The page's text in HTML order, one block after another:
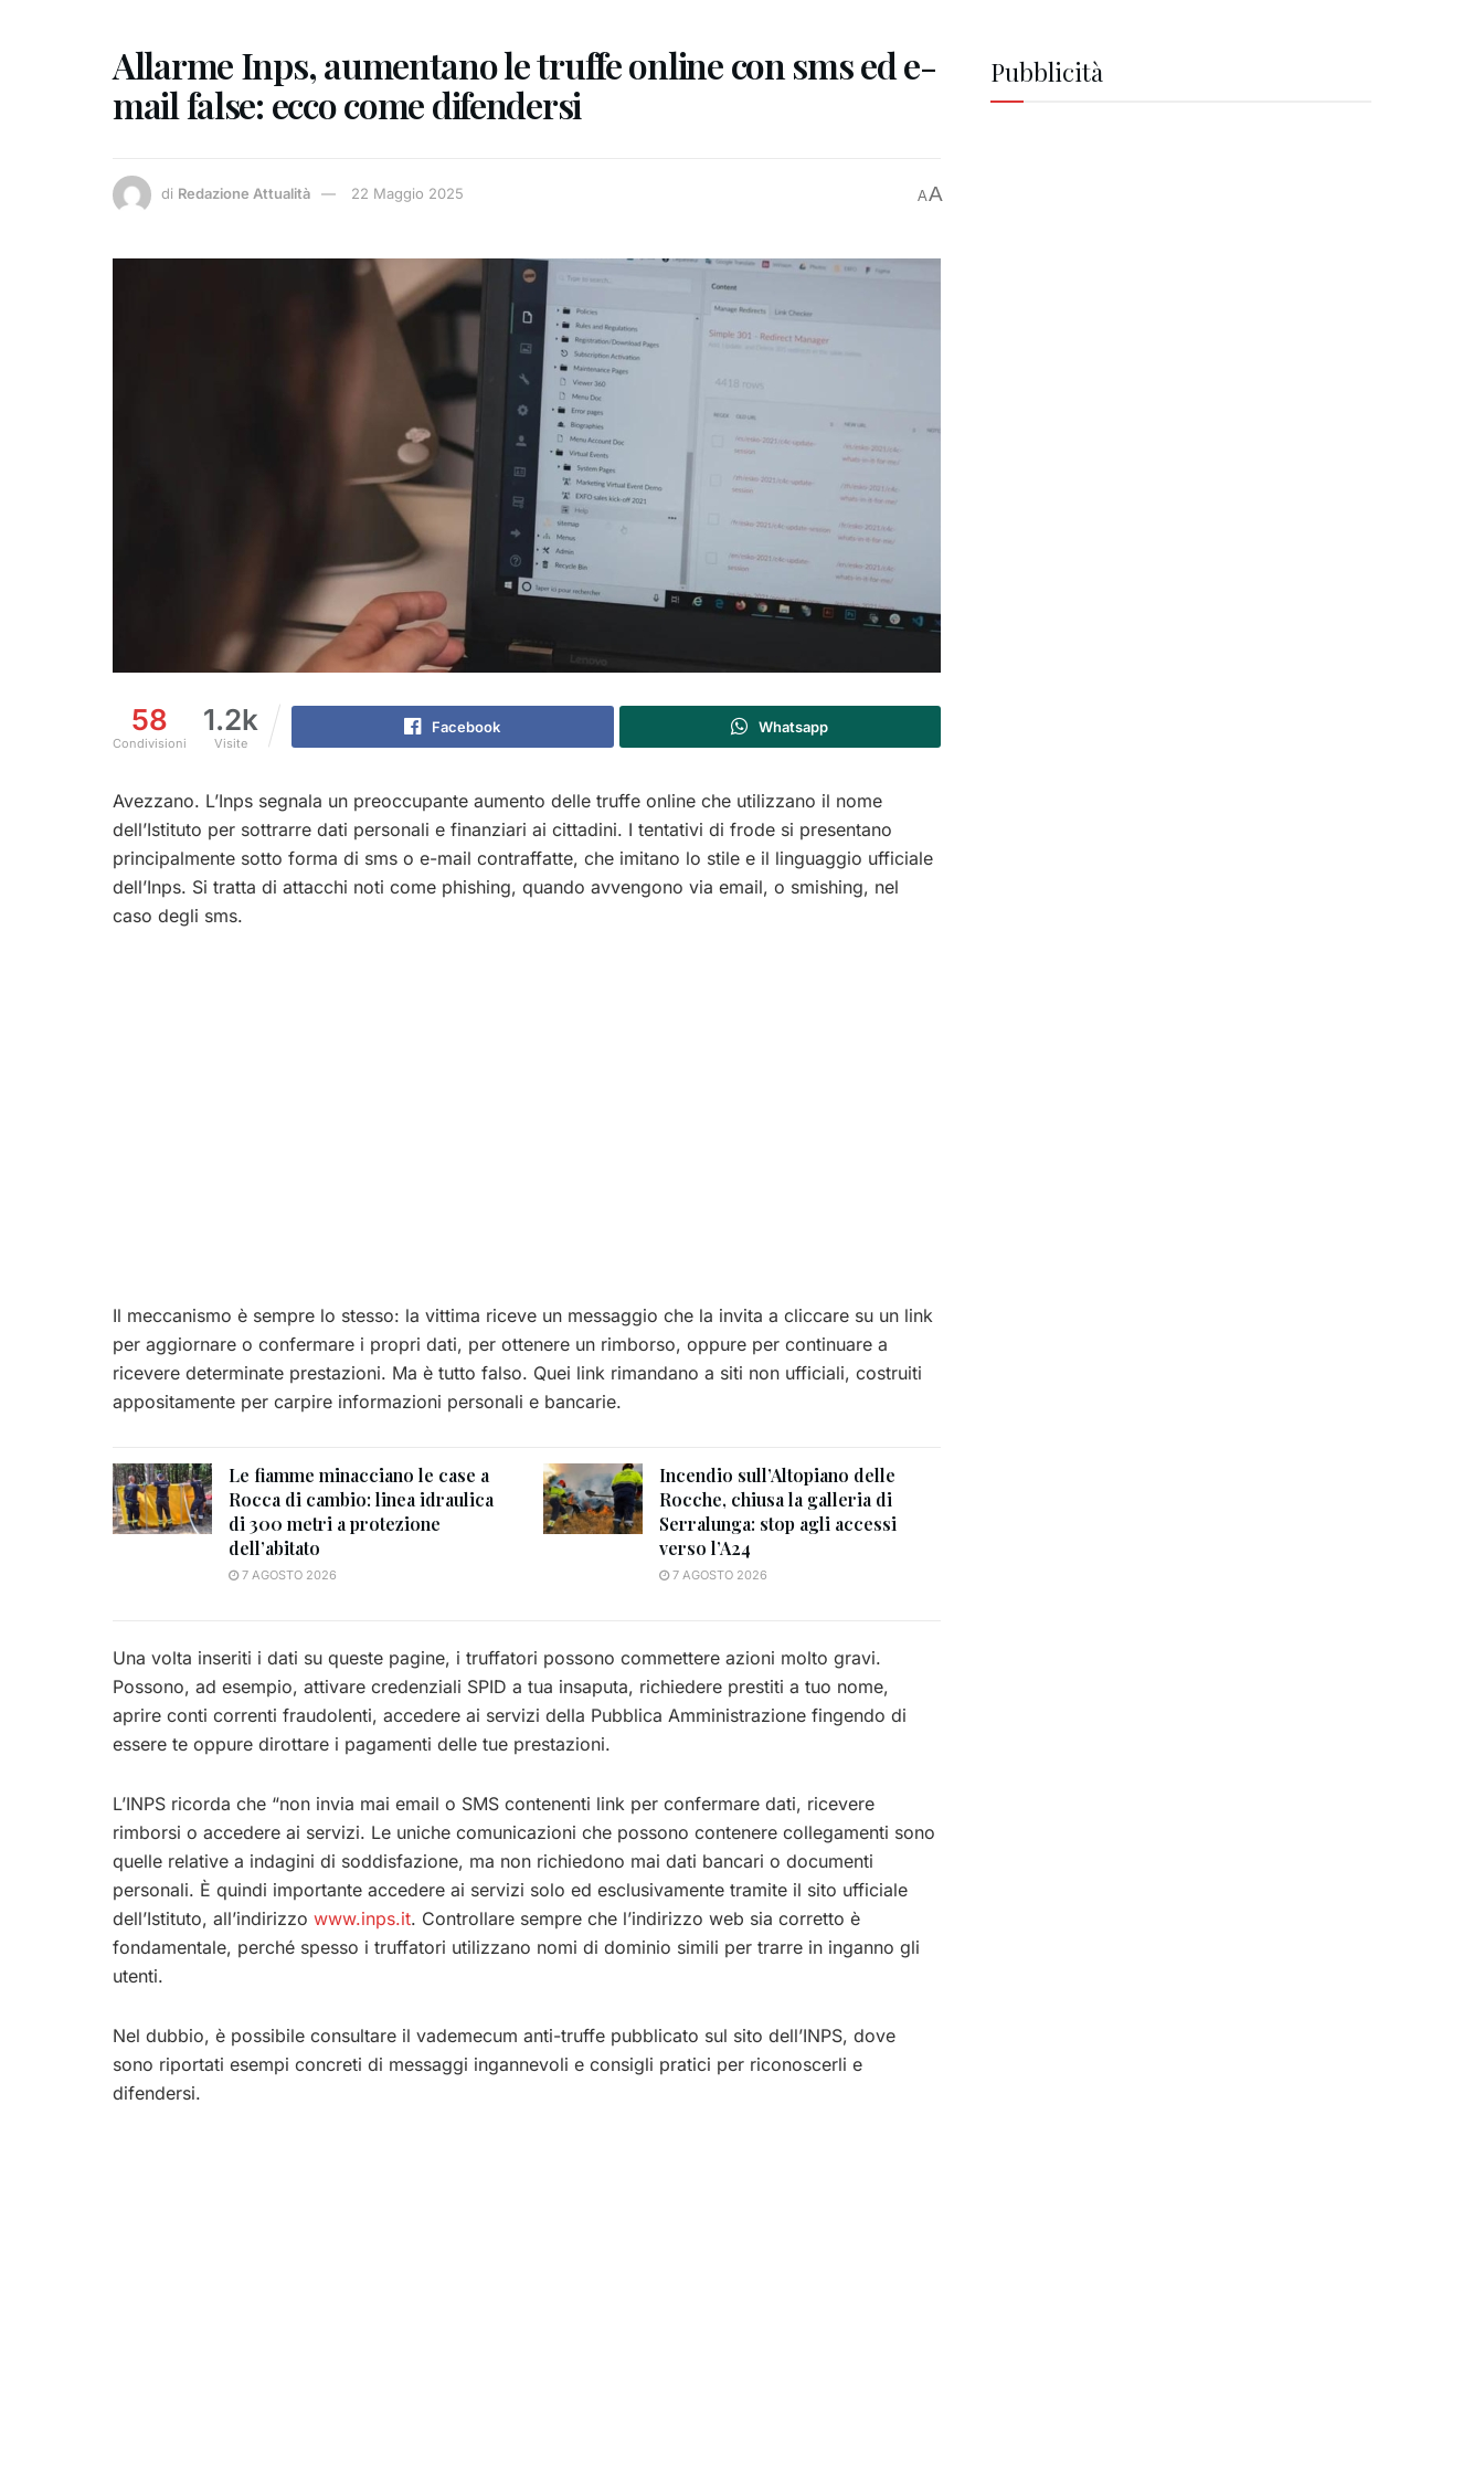
Allarme Inps, aumentano le truffe online con sms ed e-
mail false: ecco come difendersi
di Redazione Attualità 22 Maggio 2025 AA
58
Condivisioni
1.2k
Visite
Facebook Whatsapp
Avezzano. L’Inps segnala un preoccupante aumento delle truffe online che utilizzano il nome
dell’Istituto per sottrarre dati personali e finanziari ai cittadini. I tentativi di frode si presentano
principalmente sotto forma di sms o e-mail contraffatte, che imitano lo stile e il linguaggio ufficiale
dell’Inps. Si tratta di attacchi noti come phishing, quando avvengono via email, o smishing, nel
caso degli sms.
Il meccanismo è sempre lo stesso: la vittima riceve un messaggio che la invita a cliccare su un link
per aggiornare o confermare i propri dati, per ottenere un rimborso, oppure per continuare a
ricevere determinate prestazioni. Ma è tutto falso. Quei link rimandano a siti non ufficiali, costruiti
appositamente per carpire informazioni personali e bancarie.
Le fiamme minacciano le case a
Rocca di cambio: linea idraulica
di 300 metri a protezione
dell’abitato
7 AGOSTO 2026
Incendio sull’Altopiano delle
Rocche, chiusa la galleria di
Serralunga: stop agli accessi
verso l’A24
7 AGOSTO 2026
Una volta inseriti i dati su queste pagine, i truffatori possono commettere azioni molto gravi.
Possono, ad esempio, attivare credenziali SPID a tua insaputa, richiedere prestiti a tuo nome,
aprire conti correnti fraudolenti, accedere ai servizi della Pubblica Amministrazione fingendo di
essere te oppure dirottare i pagamenti delle tue prestazioni.
L’INPS ricorda che “non invia mai email o SMS contenenti link per confermare dati, ricevere
rimborsi o accedere ai servizi. Le uniche comunicazioni che possono contenere collegamenti sono
quelle relative a indagini di soddisfazione, ma non richiedono mai dati bancari o documenti
personali. È quindi importante accedere ai servizi solo ed esclusivamente tramite il sito ufficiale
dell’Istituto, all’indirizzo www.inps.it. Controllare sempre che l’indirizzo web sia corretto è
fondamentale, perché spesso i truffatori utilizzano nomi di dominio simili per trarre in inganno gli
utenti.
Nel dubbio, è possibile consultare il vademecum anti-truffe pubblicato sul sito dell’INPS, dove
sono riportati esempi concreti di messaggi ingannevoli e consigli pratici per riconoscerli e
difendersi.
Pubblicità